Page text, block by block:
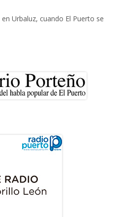
en Urbaluz, cuando El Puerto se